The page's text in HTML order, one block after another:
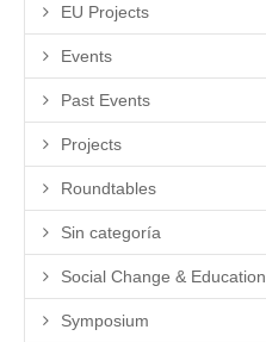
EU Projects
Events
Past Events
Projects
Roundtables
Sin categoría
Social Change & Education
Symposium